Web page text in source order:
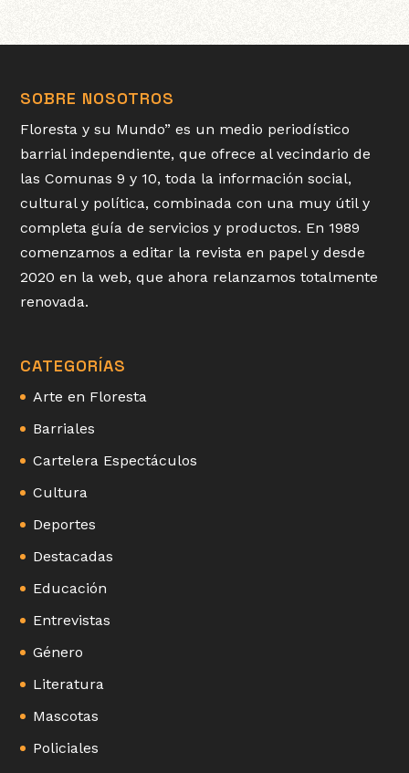
SOBRE NOSOTROS
Floresta y su Mundo” es un medio periodístico
barrial independiente, que ofrece al vecindario de
las Comunas 9 y 10, toda la información social,
cultural y política, combinada con una muy útil y
completa guía de servicios y productos. En 1989
comenzamos a editar la revista en papel y desde
2020 en la web, que ahora relanzamos totalmente
renovada.
CATEGORÍAS
Arte en Floresta
Barriales
Cartelera Espectáculos
Cultura
Deportes
Destacadas
Educación
Entrevistas
Género
Literatura
Mascotas
Policiales